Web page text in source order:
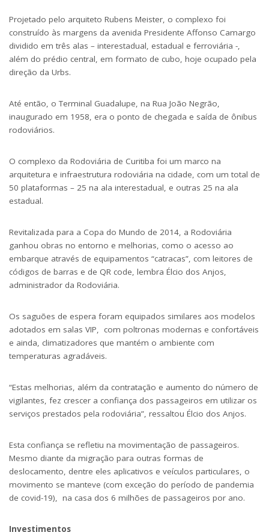
Projetado pelo arquiteto Rubens Meister, o complexo foi
construído às margens da avenida Presidente Affonso Camargo
dividido em três alas – interestadual, estadual e ferroviária -,
além do prédio central, em formato de cubo, hoje ocupado pela
direção da Urbs.
Até então, o Terminal Guadalupe, na Rua João Negrão,
inaugurado em 1958, era o ponto de chegada e saída de ônibus
rodoviários.
O complexo da Rodoviária de Curitiba foi um marco na
arquitetura e infraestrutura rodoviária na cidade, com um total de
50 plataformas – 25 na ala interestadual, e outras 25 na ala
estadual.
Revitalizada para a Copa do Mundo de 2014, a Rodoviária
ganhou obras no entorno e melhorias, como o acesso ao
embarque através de equipamentos “catracas”, com leitores de
códigos de barras e de QR code, lembra Élcio dos Anjos,
administrador da Rodoviária.
Os saguões de espera foram equipados similares aos modelos
adotados em salas VIP, com poltronas modernas e confortáveis
e ainda, climatizadores que mantém o ambiente com
temperaturas agradáveis.
“Estas melhorias, além da contratação e aumento do número de
vigilantes, fez crescer a confiança dos passageiros em utilizar os
serviços prestados pela rodoviária”, ressaltou Élcio dos Anjos.
Esta confiança se refletiu na movimentação de passageiros.
Mesmo diante da migração para outras formas de
deslocamento, dentre eles aplicativos e veículos particulares, o
movimento se manteve (com exceção do período de pandemia
de covid-19), na casa dos 6 milhões de passageiros por ano.
Investimentos